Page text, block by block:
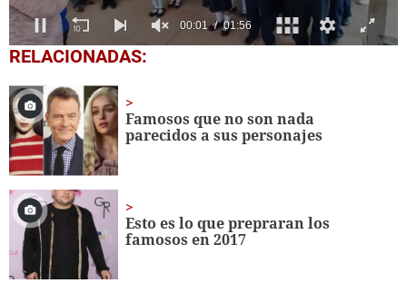
0
seconds
1
minute,
56
seconds
RELACIONADAS:
Famosos que no son nada
parecidos a sus personajes
Esto es lo que prepraran los
famosos en 2017